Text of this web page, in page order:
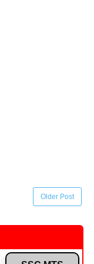
Older Post